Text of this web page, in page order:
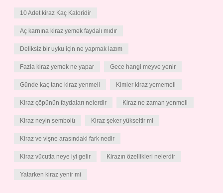
10 Adet kiraz Kaç Kaloridir
Aç karnına kiraz yemek faydalı mıdır
Deliksiz bir uyku için ne yapmak lazım
Fazla kiraz yemek ne yapar Gece hangi meyve yenir
Günde kaç tane kiraz yenmeli Kimler kiraz yememeli
Kiraz çöpünün faydaları nelerdir Kiraz ne zaman yenmeli
Kiraz neyin sembolü Kiraz şeker yükseltir mi
Kiraz ve vişne arasındaki fark nedir
Kiraz vücutta neye iyi gelir Kirazın özellikleri nelerdir
Yatarken kiraz yenir mi